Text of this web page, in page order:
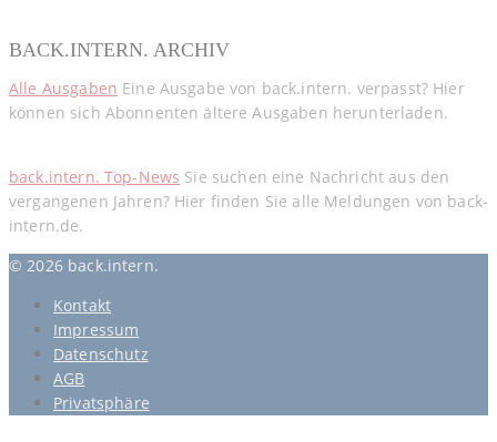
BACK.INTERN. ARCHIV
Alle Ausgaben Eine Ausgabe von back.intern. verpasst? Hier
können sich Abonnenten ältere Ausgaben herunterladen.
back.intern. Top-News Sie suchen eine Nachricht aus den
vergangenen Jahren? Hier finden Sie alle Meldungen von back-
intern.de.
© 2026 back.intern.
Kontakt
Impressum
Datenschutz
AGB
Privatsphäre